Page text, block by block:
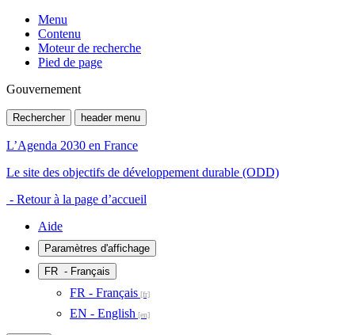
Menu
Contenu
Moteur de recherche
Pied de page
Gouvernement
Rechercher header menu
L’Agenda 2030 en France
Le site des objectifs de développement durable (ODD)
- Retour à la page d’accueil
Aide
Paramètres d'affichage
FR - Français
FR - Français
EN - English